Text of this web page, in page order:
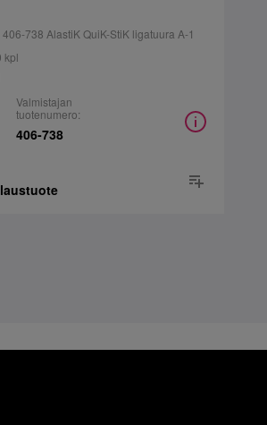
738 AlastiK QuiK-StiK ligatuura A-1
kpl
Valmistajan
tuotenumero:
406-738